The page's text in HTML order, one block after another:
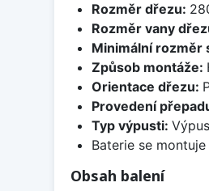
Rozměr dřezu:
Rozměr vany
Minimální rozměr
Způsob montáže:
Orientace dřezu:
Provedení
Typ výpusti:
Baterie se
Obsah balení